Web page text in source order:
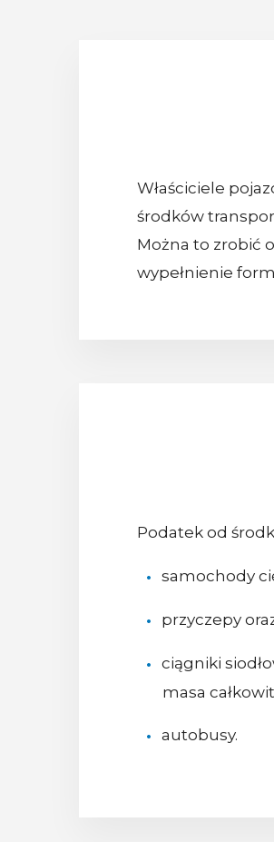
Właściciele
środków
Można to zrobić
wypełnienie
Podatek od
samochody
przyczepy
ciągniki
masa
autobusy.